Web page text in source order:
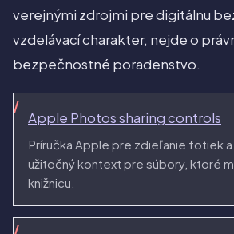
verejnými zdrojmi pre digitálnu
vzdelávací charakter, nejde o
bezpečnostné poradenstvo.
Apple Photos sharing controls
Príručka Apple pre zdieľanie fotiek a
užitočný kontext pre súbory, ktoré
knižnicu.